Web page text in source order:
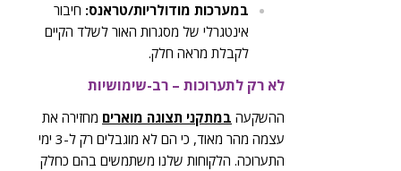
במערכות מודולריות/טראנס: חיבור
אינטגרלי של מסגרות האור לשלד הקיים
לקבלת מראה חלק.
לא רק לתערוכות – רב-שימושיות
ההשקעה במתקני תצוגה מוארים מחזירה את
עצמה מהר מאוד, כי הם לא מוגבלים רק ל-3 ימי
התערוכה. הלקוחות שלנו משתמשים בהם כחלק